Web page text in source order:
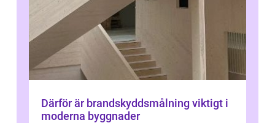
Därför är brandskyddsmålning viktigt i
moderna byggnader